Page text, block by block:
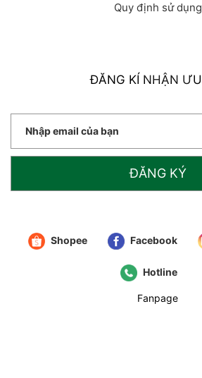
Quy định sử dụng
ĐĂNG KÍ NHẬN
ĐĂNG KÝ
Shopee Facebook
Hotline
Fanpage